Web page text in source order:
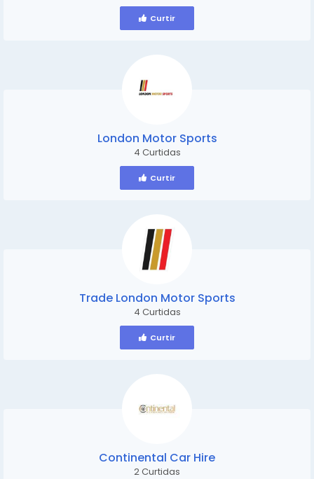
Curtir
London Motor Sports
4 Curtidas
Curtir
Trade London Motor Sports
4 Curtidas
Curtir
Continental Car Hire
2 Curtidas